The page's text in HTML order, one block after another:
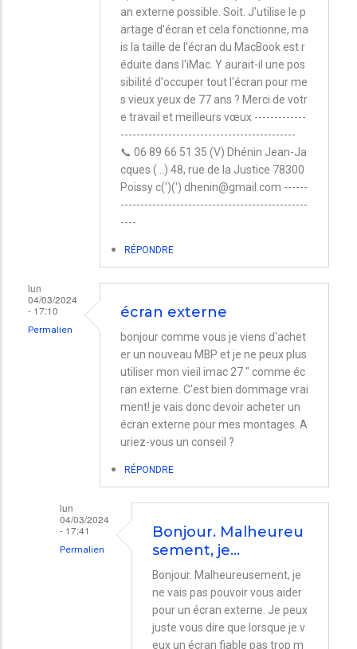
an externe possible. Soit. J'utilise le p
artage d'écran et cela fonctionne, ma
is la taille de l'écran du MacBook est r
éduite dans l'iMac. Y aurait-il une pos
sibilité d'occuper tout l'écran pour me
s vieux yeux de 77 ans ? Merci de votr
e travail et meilleurs vœux -------------
--------------------------------------------
📞 06 89 66 51 35 (V) Dhénin Jean-Ja
cques ( ..) 48, rue de la Justice 78300
Poissy c(')(') dhenin@gmail.com ------
-----------------------------------------------
----
RÉPONDRE
lun
04/03/2024
- 17:10
Permalien
écran externe
bonjour comme vous je viens d'achet
er un nouveau MBP et je ne peux plus
utiliser mon vieil imac 27 " comme éc
ran externe. C'est bien dommage vrai
ment! je vais donc devoir acheter un
écran externe pour mes montages. A
uriez-vous un conseil ?
RÉPONDRE
lun
04/03/2024
- 17:41
Permalien
Bonjour. Malheureu
sement, je…
Bonjour. Malheureusement, je
ne vais pas pouvoir vous aider
pour un écran externe. Je peux
juste vous dire que lorsque je v
eux un écran fiable pas trop m